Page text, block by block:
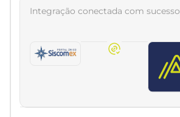
Integração conectada com sucesso